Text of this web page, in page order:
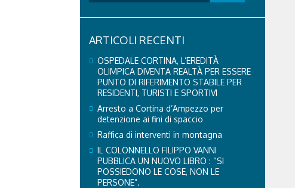
ARTICOLI RECENTI
OSPEDALE CORTINA, L’EREDITÀ
OLIMPICA DIVENTA REALTÀ PER ESSERE
PUNTO DI RIFERIMENTO STABILE PER
RESIDENTI, TURISTI E SPORTIVI
Arresto a Cortina d’Ampezzo per
detenzione ai fini di spaccio
Raffica di interventi in montagna
IL COLONNELLO FILIPPO VANNI
PUBBLICA UN NUOVO LIBRO : “SI
POSSIEDONO LE COSE, NON LE
PERSONE”.